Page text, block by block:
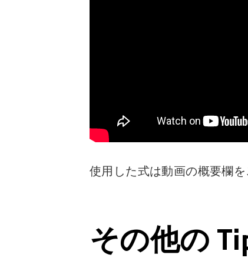
使用した式は動画の概要欄
その他の